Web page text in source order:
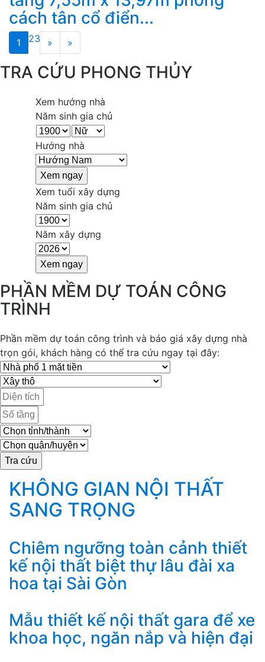
cách tân cổ điển...
1 23 » »
TRA CỨU PHONG THỦY
Xem hướng nhà
Năm sinh gia chủ
Hướng nhà
Xem tuổi xây dựng
Năm sinh gia chủ
Năm xây dựng
PHẦN MỀM DỰ TOÁN CÔNG
TRÌNH
Phần mềm dự toán công trình và báo giá xây dựng nhà
trọn gói, khách hàng có thể tra cứu ngay tại đây:
KHÔNG GIAN NỘI THẤT
SANG TRỌNG
Chiêm ngưỡng toàn cảnh thiết
kế nội thất biệt thự lâu đài xa
hoa tại Sài Gòn
Mẫu thiết kế nội thất gara để xe
khoa học, ngăn nắp và hiện đại